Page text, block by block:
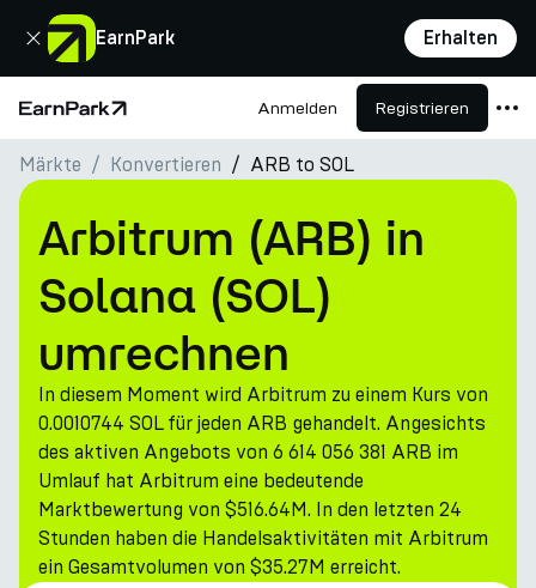
EarnPark Erhalten
Schließen
Startseite Anmelden Registrieren
Produkte
Märkte
Rechner
PARK Token
Ressourcen
Unternehmen
Märkte Konvertieren ARB to SOL
Arbitrum (ARB) in
Solana (SOL)
umrechnen
In diesem Moment wird Arbitrum zu einem Kurs von
0.0010744 SOL für jeden ARB gehandelt. Angesichts
des aktiven Angebots von 6 614 056 381 ARB im
Umlauf hat Arbitrum eine bedeutende
Marktbewertung von $516.64M. In den letzten 24
Stunden haben die Handelsaktivitäten mit Arbitrum
ein Gesamtvolumen von $35.27M erreicht.